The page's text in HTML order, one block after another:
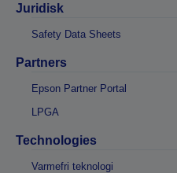
Juridisk
Safety Data Sheets
Partners
Epson Partner Portal
LPGA
Technologies
Varmefri teknologi